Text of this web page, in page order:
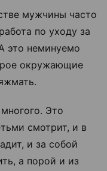
мужчины часто
по уходу за
это неминуемо
окружающие
Это
смотрит, и в
и за собой
а порой и из